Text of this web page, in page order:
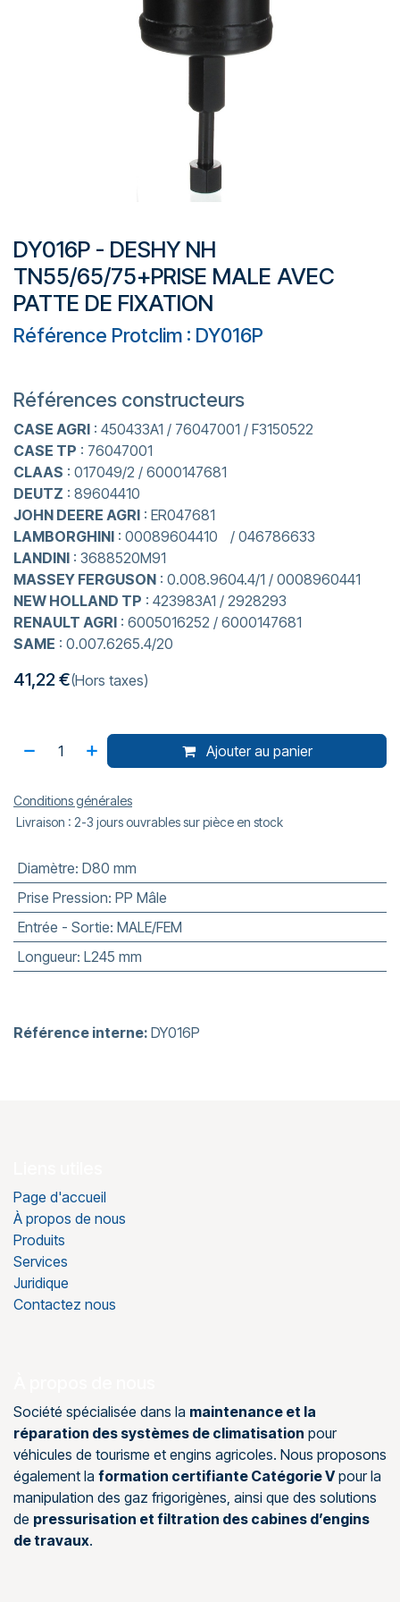
DY016P - DESHY NH
TN55/65/75+PRISE MALE AVEC
PATTE DE FIXATION
Référence Protclim : DY016P
Références constructeurs
CASE AGRI : 450433A1 / 76047001 / F3150522
CASE TP : 76047001
CLAAS : 017049/2 / 6000147681
DEUTZ : 89604410
JOHN DEERE AGRI : ER047681
LAMBORGHINI : 00089604410 / 046786633
LANDINI : 3688520M91
MASSEY FERGUSON : 0.008.9604.4/1 / 0008960441
NEW HOLLAND TP : 423983A1 / 2928293
RENAULT AGRI : 6005016252 / 6000147681
SAME : 0.007.6265.4/20
41,22€(Hors taxes)
Ajouter au panier
Conditions générales
Livraison : 2-3 jours ouvrables sur pièce en stock
Diamètre: D80 mm
Prise Pression: PP Mâle
Entrée - Sortie: MALE/FEM
Longueur: L245 mm
Référence interne: DY016P
Page d'accueil
À propos de nous
Produits
Services
Juridique
Contactez nous
Société spécialisée dans la maintenance et la
réparation des systèmes de climatisation pour
véhicules de tourisme et engins agricoles. Nous proposons
également la formation certifiante Catégorie Vpour la
manipulation des gaz frigorigènes, ainsi que des solutions
de pressurisation et filtration des cabines d’engins
de travaux.